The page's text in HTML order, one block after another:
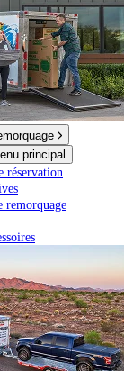
principal
réservation
remorquage